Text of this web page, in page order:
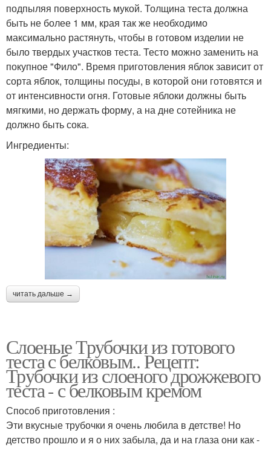
подпыляя поверхность мукой. Толщина теста должна
быть не более 1 мм, края так же необходимо
максимально растянуть, чтобы в готовом изделии не
было твердых участков теста. Тесто можно заменить на
покупное "Фило". Время приготовления яблок зависит от
сорта яблок, толщины посуды, в которой они готовятся и
от интенсивности огня. Готовые яблоки должны быть
мягкими, но держать форму, а на дне сотейника не
должно быть сока.
Ингредиенты:
читать дальше →
Слоеные Трубочки из готового
теста с белковым.. Рецепт:
Трубочки из слоеного дрожжевого
теста - с белковым кремом
Способ приготовления :
Эти вкусные трубочки я очень любила в детстве! Но
детство прошло и я о них забыла, да и на глаза они как -